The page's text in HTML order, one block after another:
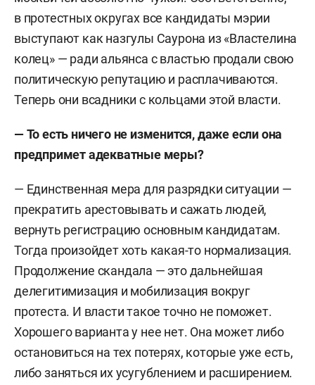
в протестных округах все кандидаты мэрии
выступают как назгулы Саурона из «Властелина
колец» — ради альянса с властью продали свою
политическую репутацию и расплачиваются.
Теперь они всадники с кольцами этой власти.
— То есть ничего не изменится, даже если она
предпримет адекватные меры?
— Единственная мера для разрядки ситуации —
прекратить арестовывать и сажать людей,
вернуть регистрацию основным кандидатам.
Тогда произойдет хоть какая-то нормализация.
Продолжение скандала — это дальнейшая
делегитимизация и мобилизация вокруг
протеста. И власти такое точно не поможет.
Хорошего варианта у нее нет. Она может либо
остановиться на тех потерях, которые уже есть,
либо заняться их усугублением и расширением.